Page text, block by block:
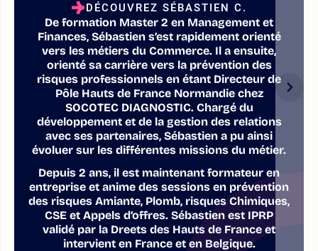
DÉCOUVREZ SÉBASTIEN C.
De formation Master 2 en Management et
Finances, Sébastien s’est rapidement orienté
vers les métiers du Commerce. Il a ensuite,
orienté sa carrière vers la prévention des
risques professionnels en étant Directeur de
Pôle Hauts de France Normandie chez
SOCOTEC DIAGNOSTIC. Chargé du
développement et de la gestion des relations
avec ses partenaires, Sébastien a pu ainsi
évoluer sur les différentes missions du métier.
Depuis 2 ans, il est maintenant formateur en
entreprise et anime des sessions en prévention
des risques Amiante, Plomb, risques Chimiques,
CSE et Appels d’offres. Sébastien est IPRP
validé par la Dreets des Hauts de France et
intervient en France et en Belgique.